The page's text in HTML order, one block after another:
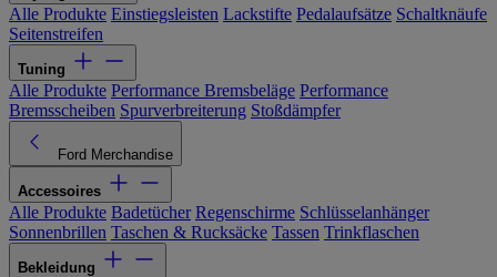
Alle Produkte Einstiegsleisten Lackstifte Pedalaufsätze Schaltknäufe
Seitenstreifen
Tuning
Alle Produkte Performance Bremsbeläge Performance
Bremsscheiben Spurverbreiterung Stoßdämpfer
Ford Merchandise
Accessoires
Alle Produkte Badetücher Regenschirme Schlüsselanhänger
Sonnenbrillen Taschen & Rucksäcke Tassen Trinkflaschen
Bekleidung